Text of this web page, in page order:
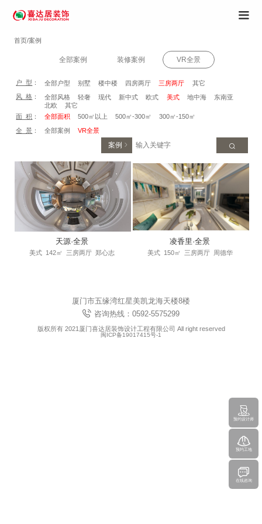
首页/案例
全部案例 装修案例 VR全景
户 型 ： 全部户型 别墅 楼中楼 四房两厅 三房两厅
其它
风 格 ： 全部风格 轻奢 现代 新中式 欧式 美式 地中海
东南亚
北欧
其它
面 积 ： 全部面积 500㎡以上 500㎡-300㎡
300㎡-150㎡
全 景 ： 全部案例 VR全景
案例
天源·全景
美式 142㎡ 三房两厅 郑心志
凌香里·全景
美式 150㎡ 三房两厅 周德华
厦门市五缘湾红星美凯龙海天楼8楼
咨询热线：0592-5575299
版权所有 2021厦门喜达居装饰设计工程有限公司 All right reserved
闽ICP备19017415号-1
预约设计师
预约工地
在线咨询